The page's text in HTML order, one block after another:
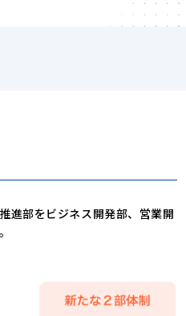
進部をビジネス開発部、営業開